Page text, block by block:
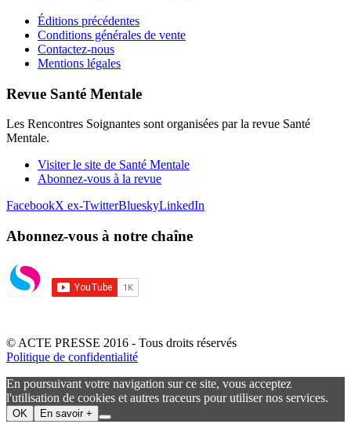
Éditions précédentes
Conditions générales de vente
Contactez-nous
Mentions légales
Revue Santé Mentale
Les Rencontres Soignantes sont organisées par la revue Santé
Mentale.
Visiter le site de Santé Mentale
Abonnez-vous à la revue
FacebookX ex-TwitterBlueskyLinkedIn
Abonnez-vous à notre chaîne
© ACTE PRESSE 2016 - Tous droits réservés
Politique de confidentialité
En poursuivant votre navigation sur ce site, vous acceptez
l'utilisation de cookies et autres traceurs pour utiliser nos services.
OK En savoir +